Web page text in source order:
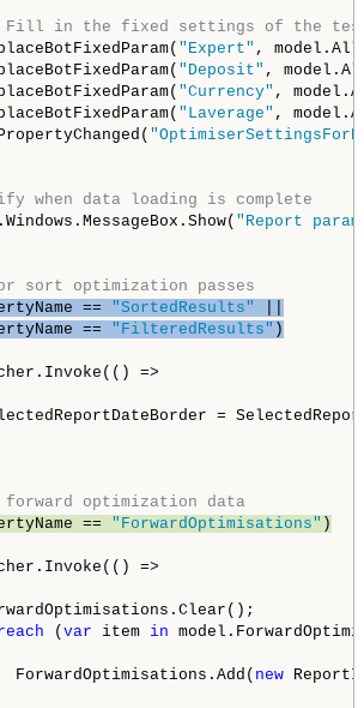
in the fixed settings of the
"Expert" ,
"Deposit" ,
"Currency" ,
"Laverage" ,
when data loading is complete
"Report
sort optimization passes
== "SortedResults"
==
"FilteredResults" )
=>
=
forward optimization data
== "ForwardOptimisations" )
=>
( var item in
new